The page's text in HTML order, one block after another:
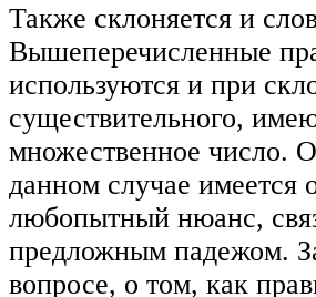
Также склоняется и
Вышеперечисленные
используются и при
существительного,
множественное число.
данном случае имеется
любопытный нюанс,
предложным падежом.
вопросе, о том, как